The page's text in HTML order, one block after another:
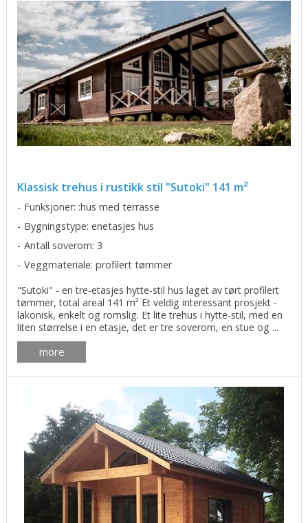
Klassisk trehus i rustikk stil "Sutoki" 141 m²
Funksjoner: :hus med terrasse
Bygningstype: enetasjes hus
Antall soverom: 3
Veggmateriale: profilert tømmer
"Sutoki" - en tre-etasjes hytte-stil hus laget av tørt profilert
tømmer, total areal 141 m² Et veldig interessant prosjekt -
lakonisk, enkelt og romslig. Et lite trehus i hytte-stil, med en
liten størrelse i en etasje, det er tre soverom, en stue og ...
more